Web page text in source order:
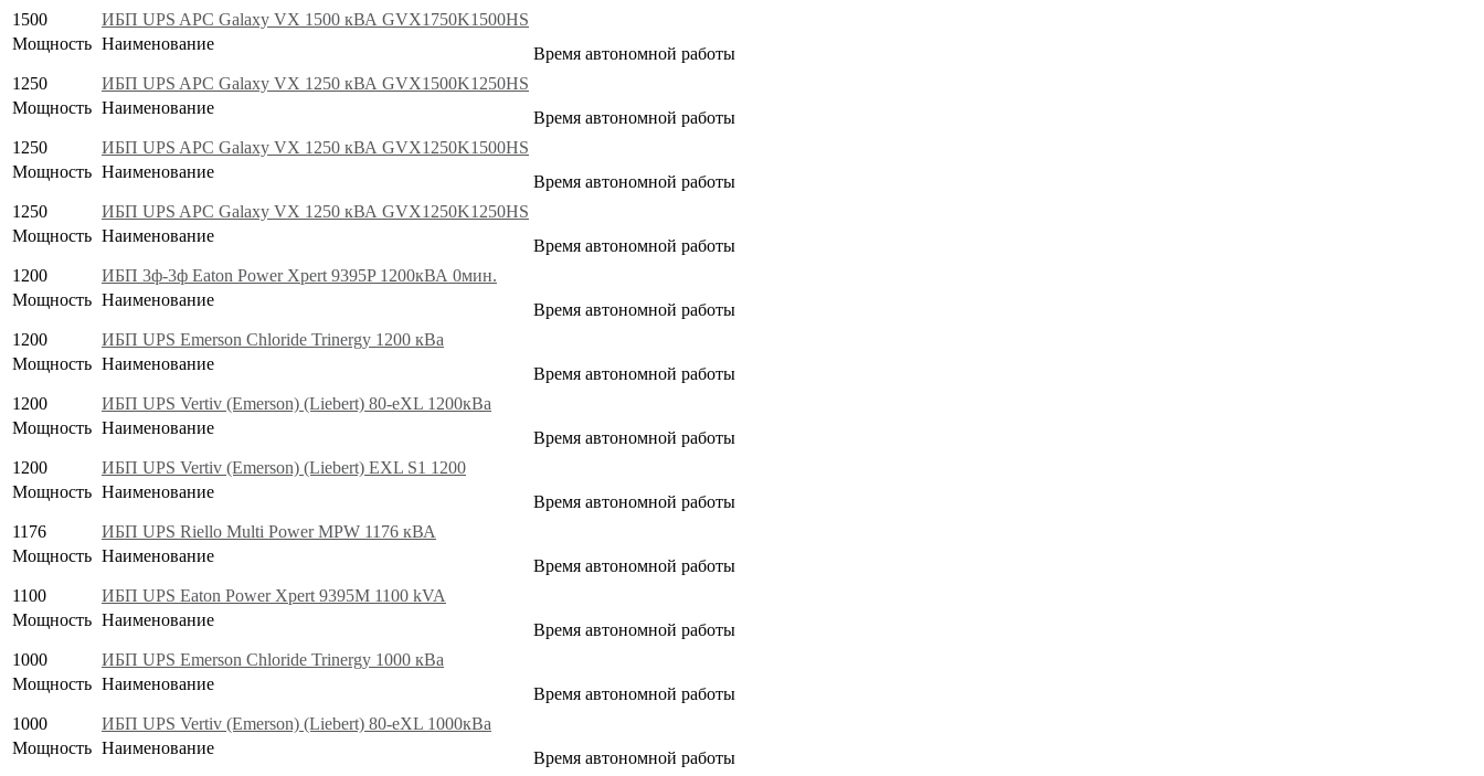
1500 ИБП UPS APC Galaxy VX 1500 кВА GVX1750K1500HS
Мощность
1250
Наименование
ИБП UPS APC Galaxy VX 1250 кВА GVX1500K1250HS
Время автономной работы
Мощность
1250
Наименование
ИБП UPS APC Galaxy VX 1250 кВА GVX1250K1500HS
Время автономной работы
Мощность
1250
Наименование
ИБП UPS APC Galaxy VX 1250 кВА GVX1250K1250HS
Время автономной работы
Мощность
1200
Наименование
ИБП 3ф-3ф Eaton Power Xpert 9395P 1200кВА 0мин.
Время автономной работы
Мощность
1200
Наименование
ИБП UPS Emerson Chloride Trinergy 1200 кВа
Время автономной работы
Мощность
1200
Наименование
ИБП UPS Vertiv (Emerson) (Liebert) 80-eXL 1200кВа
Время автономной работы
Мощность
1200
Наименование
ИБП UPS Vertiv (Emerson) (Liebert) EXL S1 1200
Время автономной работы
Мощность
1176
Наименование
ИБП UPS Riello Multi Power MPW 1176 кВА
Время автономной работы
Мощность
1100
Наименование
ИБП UPS Eaton Power Xpert 9395M 1100 kVA
Время автономной работы
Мощность
1000
Наименование
ИБП UPS Emerson Chloride Trinergy 1000 кВа
Время автономной работы
Мощность
1000
Наименование
ИБП UPS Vertiv (Emerson) (Liebert) 80-eXL 1000кВа
Время автономной работы
Мощность Наименование
Время автономной работы